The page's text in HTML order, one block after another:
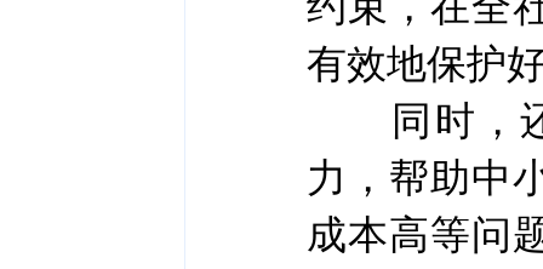
有效地保护
同时，还
力，帮助中
成本高等问